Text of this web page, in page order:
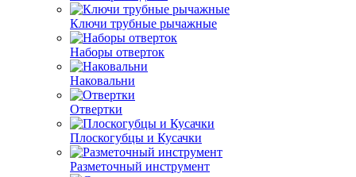
Ключи трубные рычажные
Наборы отверток
Наковальни
Отвертки
Плоскогубцы и Кусачки
Разметочный инструмент